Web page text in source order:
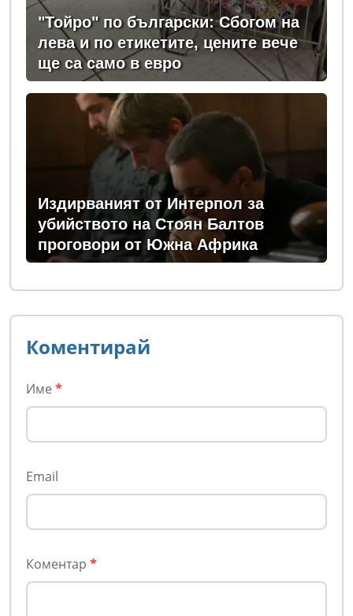
"Тойро" по български: Сбогом на
лева и по етикетите, цените вече
ще са само в евро
Издирваният от Интерпол за
убийството на Стоян Балтов
проговори от Южна Африка
Коментирай
Име *
Email
Коментар *